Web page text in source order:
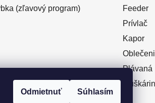
Odmietnuť Súhlasím
(zľavový program)
Feeder
Prívlač
Kapor
Plávaná